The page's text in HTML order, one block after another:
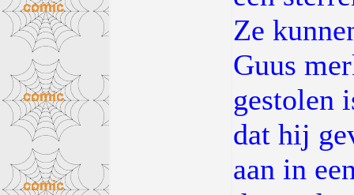
Ze
Guus
gestolen
dat hij
aan in